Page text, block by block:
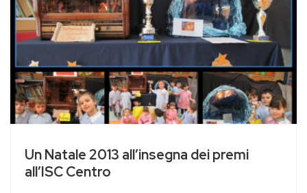
Un Natale 2013 all’insegna dei premi
all’ISC Centro